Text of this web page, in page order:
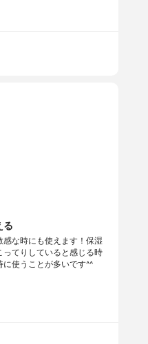
る
感な時にも使えます！保湿
ってりしていると感じる時
に使うことが多いです^^